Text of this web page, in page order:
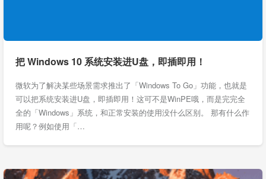
把 Windows 10 系统安装进U盘，即插即用！
微软为了解决某些场景需求推出了「Windows To Go」功能，也就是
可以把系统安装进U盘，即插即用！这可不是WinPE哦，而是完完全
全的「Windows」系统，和正常安装的使用没什么区别。 那有什么作
用呢？例如使用「…